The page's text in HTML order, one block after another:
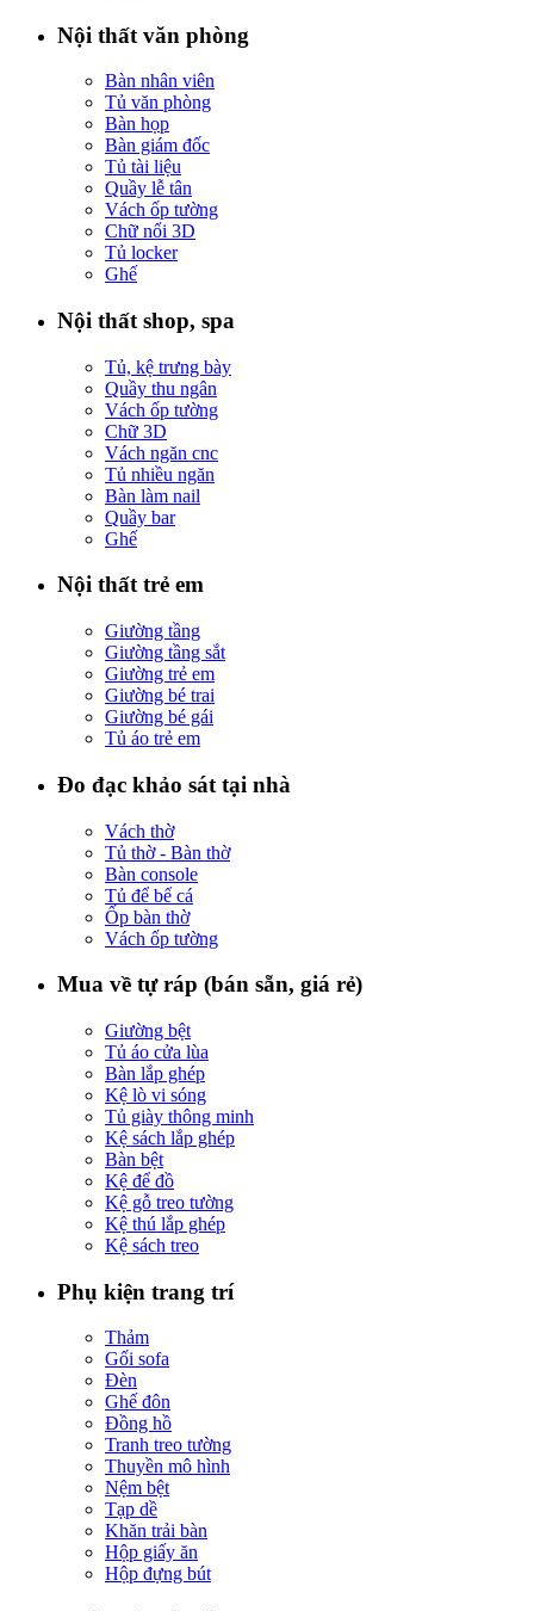
Nội thất văn phòng
Bàn nhân viên
Tủ văn phòng
Bàn họp
Bàn giám đốc
Tủ tài liệu
Quầy lễ tân
Vách ốp tường
Chữ nổi 3D
Tủ locker
Ghế
Nội thất shop, spa
Tủ, kệ trưng bày
Quầy thu ngân
Vách ốp tường
Chữ 3D
Vách ngăn cnc
Tủ nhiều ngăn
Bàn làm nail
Quầy bar
Ghế
Nội thất trẻ em
Giường tầng
Giường tầng sắt
Giường trẻ em
Giường bé trai
Giường bé gái
Tủ áo trẻ em
Đo đạc khảo sát tại nhà
Vách thờ
Tủ thờ - Bàn thờ
Bàn console
Tủ để bể cá
Ốp bàn thờ
Vách ốp tường
Mua về tự ráp (bán sẵn, giá rẻ)
Giường bệt
Tủ áo cửa lùa
Bàn lắp ghép
Kệ lò vi sóng
Tủ giày thông minh
Kệ sách lắp ghép
Bàn bệt
Kệ để đồ
Kệ gỗ treo tường
Kệ thú lắp ghép
Kệ sách treo
Phụ kiện trang trí
Thảm
Gối sofa
Đèn
Ghế đôn
Đồng hồ
Tranh treo tường
Thuyền mô hình
Nệm bệt
Tạp dề
Khăn trải bàn
Hộp giấy ăn
Hộp đựng bút